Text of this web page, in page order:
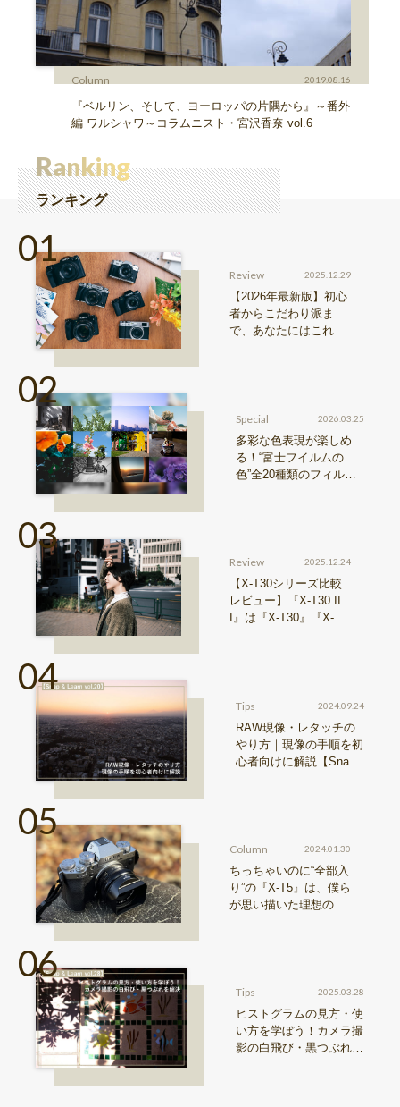
Column 2019.08.16
『ベルリン、そして、ヨーロッパの片隅から』～番外
編 ワルシャワ～コラムニスト・宮沢香奈 vol.6
Ranking
ランキング
Review 2025.12.29
【2026年最新版】初心
者からこだわり派ま
で、あなたにはこれが
Special 2026.03.25
多彩な色表現が楽しめ
る！“富士フイルムの
色”全20種類のフィルム
Review 2025.12.24
【X-T30シリーズ比較
レビュー】『X-T30 II
I』は『X-T30』『X-T3
Tips 2024.09.24
RAW現像・レタッチの
やり方｜現像の手順を初
心者向けに解説【Snap
Column 2024.01.30
ちっちゃいのに“全部入
り”の『X-T5』は、僕ら
が思い描いた理想の写
Tips 2025.03.28
ヒストグラムの見方・使
い方を学ぼう！カメラ撮
影の白飛び・黒つぶれを